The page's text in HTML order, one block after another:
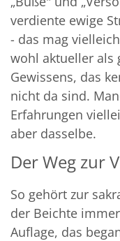
verdiente ewige
- das mag
wohl aktueller als
Gewissens, das
nicht da sind.
Erfahrungen
aber dasselbe.
Der Weg zur
So gehört zur
der Beichte
Auflage, das